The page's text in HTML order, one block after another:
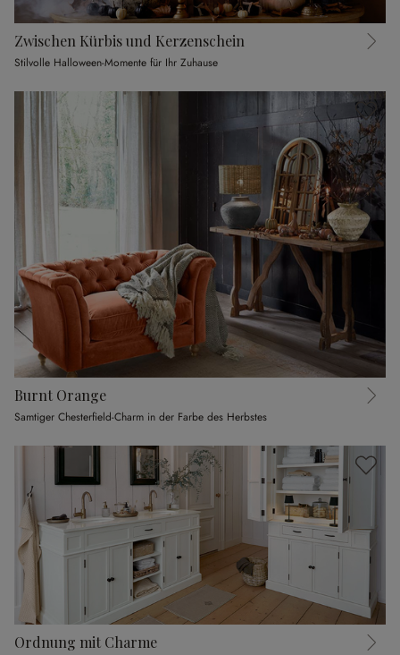
Zwischen Kürbis und Kerzenschein
Stilvolle Halloween-Momente für Ihr Zuhause
Burnt Orange
Samtiger Chesterfield-Charm in der Farbe des Herbstes
Ordnung mit Charme